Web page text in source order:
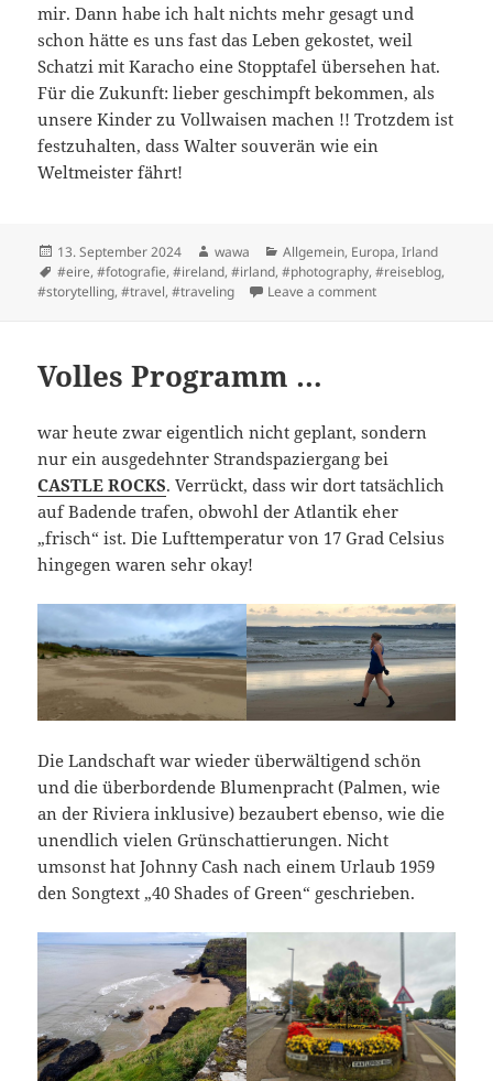
mir. Dann habe ich halt nichts mehr gesagt und
schon hätte es uns fast das Leben gekostet, weil
Schatzi mit Karacho eine Stopptafel übersehen hat.
Für die Zukunft: lieber geschimpft bekommen, als
unsere Kinder zu Vollwaisen machen !! Trotzdem ist
festzuhalten, dass Walter souverän wie ein
Weltmeister fährt!
Posted
on
13. September 2024 Author
wawa Categories
Allgemein, Europa,Irland
Tags
#eire,#fotografie,#ireland,#irland,#photography,#reiseblog,
#storytelling,#travel,#traveling Leave a commenton Cheerio, meine
Volles Programm …
war heute zwar eigentlich nicht geplant, sondern
nur ein ausgedehnter Strandspaziergang bei
CASTLE ROCKS. Verrückt, dass wir dort tatsächlich
auf Badende trafen, obwohl der Atlantik eher
„frisch“ ist. Die Lufttemperatur von 17 Grad Celsius
hingegen waren sehr okay!
Die Landschaft war wieder überwältigend schön
und die überbordende Blumenpracht (Palmen, wie
an der Riviera inklusive) bezaubert ebenso, wie die
unendlich vielen Grünschattierungen. Nicht
umsonst hat Johnny Cash nach einem Urlaub 1959
den Songtext „40 Shades of Green“ geschrieben.